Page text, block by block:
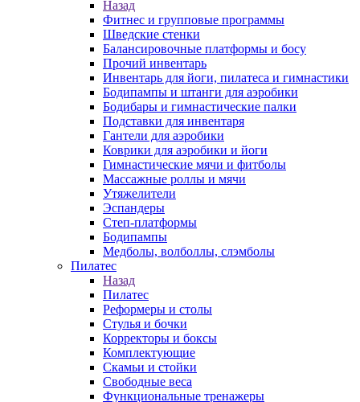
Назад
Фитнес и групповые программы
Шведские стенки
Балансировочные платформы и босу
Прочий инвентарь
Инвентарь для йоги, пилатеса и гимнастики
Бодипампы и штанги для аэробики
Бодибары и гимнастические палки
Подставки для инвентаря
Гантели для аэробики
Коврики для аэробики и йоги
Гимнастические мячи и фитболы
Массажные роллы и мячи
Утяжелители
Эспандеры
Степ-платформы
Бодипампы
Медболы, волболлы, слэмболы
Пилатес
Назад
Пилатес
Реформеры и столы
Стулья и бочки
Корректоры и боксы
Комплектующие
Скамьи и стойки
Свободные веса
Функциональные тренажеры